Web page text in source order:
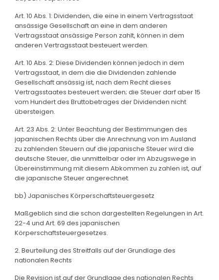
Art. 10 Abs. 1: Dividenden, die eine in einem Vertragsstaat
ansässige Gesellschaft an eine in dem anderen
Vertragsstaat ansässige Person zahlt, können in dem
anderen Vertragsstaat besteuert werden.
Art. 10 Abs. 2: Diese Dividenden können jedoch in dem
Vertragsstaat, in dem die die Dividenden zahlende
Gesellschaft ansässig ist, nach dem Recht dieses
Vertragsstaates besteuert werden; die Steuer darf aber 15
vom Hundert des Bruttobetrages der Dividenden nicht
übersteigen.
Art. 23 Abs. 2: Unter Beachtung der Bestimmungen des
japanischen Rechts über die Anrechnung von im Ausland
zu zahlenden Steuern auf die japanische Steuer wird die
deutsche Steuer, die unmittelbar oder im Abzugswege in
Übereinstimmung mit diesem Abkommen zu zahlen ist, auf
die japanische Steuer angerechnet.
bb) Japanisches Körperschaftsteuergesetz
Maßgeblich sind die schon dargestellten Regelungen in Art.
22-4 und Art. 69 des japanischen
Körperschaftsteuergesetzes.
2. Beurteilung des Streitfalls auf der Grundlage des
nationalen Rechts
Die Revision ist auf der Grundlage des nationalen Rechts